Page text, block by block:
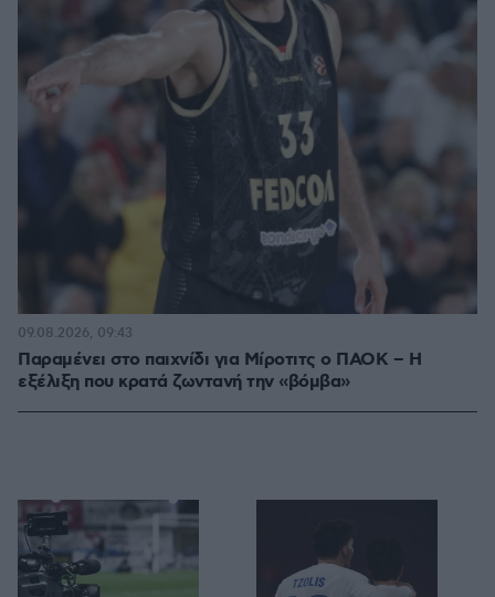
Παραμένει στο παιχνίδι για Μίροτιτς ο ΠΑΟΚ – Η
εξέλιξη που κρατά ζωντανή την «βόμβα»
09.08.2026, 09:43